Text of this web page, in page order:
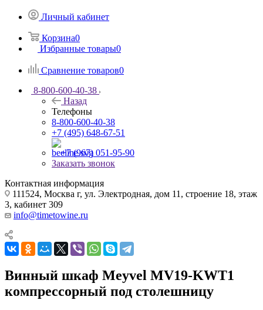
Личный кабинет
Корзина0
Избранные товары0
Сравнение товаров0
8-800-600-40-38
Назад
Телефоны
8-800-600-40-38
+7 (495) 648-67-51
+7 (967) 051-95-90
Заказать звонок
Контактная информация
111524, Москва г, ул. Электродная, дом 11, строение 18, этаж
3, кабинет 309
info@timetowine.ru
Винный шкаф Meyvel MV19-KWT1
компрессорный под столешницу